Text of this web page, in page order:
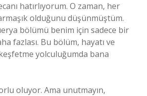
hatırlıyorum. O zaman, her
olduğunu düşünmüştüm.
bölümü benim için sadece bir
fazlası. Bu bölüm, hayatı ve
keşfetme yolculuğumda bana
oluyor. Ama unutmayın,